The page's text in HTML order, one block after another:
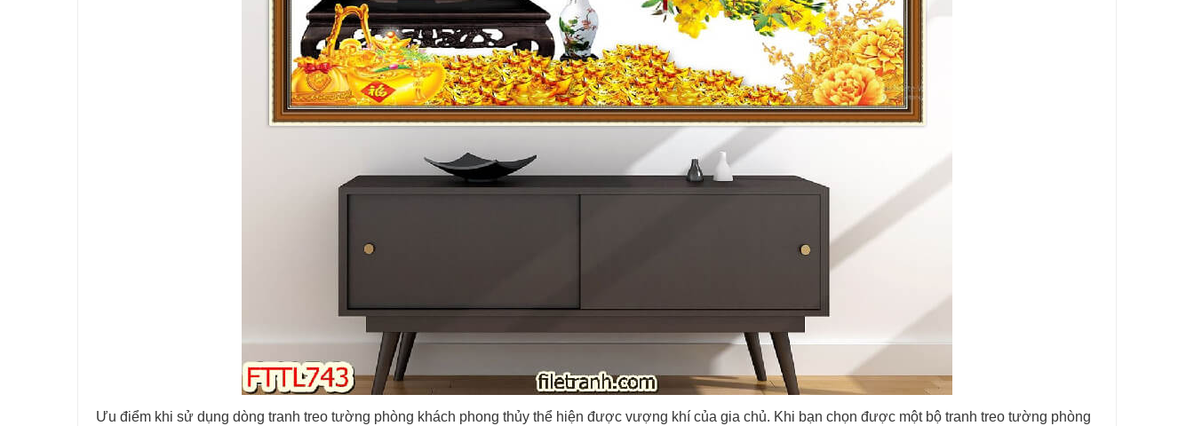
Ưu điểm khi sử dụng dòng tranh treo tường phòng khách phong thủy thể hiện được vượng khí của gia chủ. Khi bạn chọn được một bộ tranh treo tường phòng